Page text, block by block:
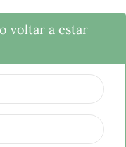
voltar a estar